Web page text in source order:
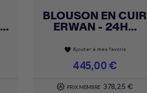
 Achat express
BLOUSON EN CUIR
ERWAN - 24H...
favorite Ajouter à mes favoris
Prix
445,00 €
PRIX MEMBRE 378,25 €